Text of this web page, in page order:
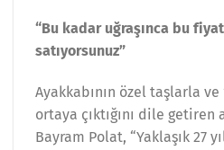
“Bu kadar uğraşınca bu
satıyorsunuz”
Ayakkabının özel taşlarla
ortaya çıktığını dile getiren
Bayram Polat, “Yaklaşık 27